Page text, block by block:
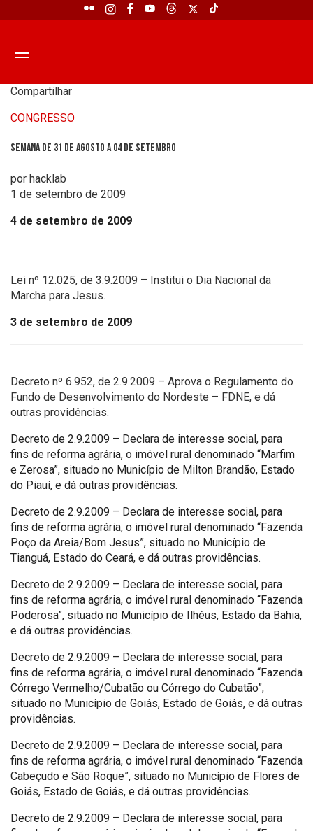
Compartilhar
CONGRESSO
Semana de 31 de agosto a 04 de setembro
por hacklab
1 de setembro de 2009
4 de setembro de 2009
Lei nº 12.025, de 3.9.2009 – Institui o Dia Nacional da
Marcha para Jesus.
3 de setembro de 2009
Decreto nº 6.952, de 2.9.2009 – Aprova o Regulamento do
Fundo de Desenvolvimento do Nordeste – FDNE, e dá
outras providências.
Decreto de 2.9.2009 – Declara de interesse social, para
fins de reforma agrária, o imóvel rural denominado “Marfim
e Zerosa”, situado no Município de Milton Brandão, Estado
do Piauí, e dá outras providências.
Decreto de 2.9.2009 – Declara de interesse social, para
fins de reforma agrária, o imóvel rural denominado “Fazenda
Poço da Areia/Bom Jesus”, situado no Município de
Tianguá, Estado do Ceará, e dá outras providências.
Decreto de 2.9.2009 – Declara de interesse social, para
fins de reforma agrária, o imóvel rural denominado “Fazenda
Poderosa”, situado no Município de Ilhéus, Estado da Bahia,
e dá outras providências.
Decreto de 2.9.2009 – Declara de interesse social, para
fins de reforma agrária, o imóvel rural denominado “Fazenda
Córrego Vermelho/Cubatão ou Córrego do Cubatão”,
situado no Município de Goiás, Estado de Goiás, e dá outras
providências.
Decreto de 2.9.2009 – Declara de interesse social, para
fins de reforma agrária, o imóvel rural denominado “Fazenda
Cabeçudo e São Roque”, situado no Município de Flores de
Goiás, Estado de Goiás, e dá outras providências.
Decreto de 2.9.2009 – Declara de interesse social, para